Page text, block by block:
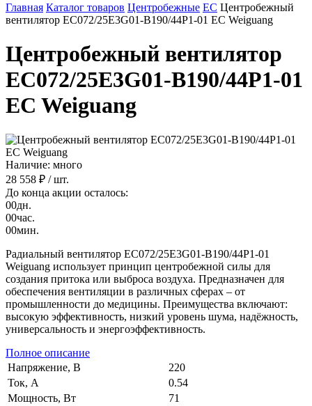
Главная Каталог товаров Центробежные EC Центробежный
вентилятор EC072/25E3G01-B190/44P1-01 EC Weiguang
Центробежный вентилятор
EC072/25E3G01-B190/44P1-01
EC Weiguang
Наличие: много
28 558 ₽ / шт.
До конца акции осталось:
00дн.
00час.
00мин.
Радиальный вентилятор EC072/25E3G01-B190/44P1-01
Weiguang использует принцип центробежной силы для
создания притока или выброса воздуха. Предназначен для
обеспечения вентиляции в различных сферах – от
промышленности до медицины. Преимущества включают:
высокую эффективность, низкий уровень шума, надёжность,
универсальность и энергоэффективность.
Полное описание
Напряжение, В
220
Ток, А
0.54
Мощность, Вт
71